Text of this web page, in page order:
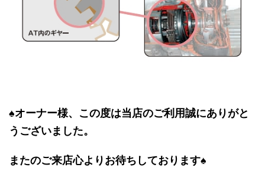
♠オーナー様、この度は当店のご利用誠にありがと
うございました。
またのご来店心よりお待ちしております♠